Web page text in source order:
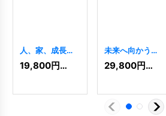
人、家、成長を
象徴するロゴ
[4605 ]
19,800円(税込)
未来へ向かう人
を象徴するグロ
ーバルなHロゴ
29,800円(税込)